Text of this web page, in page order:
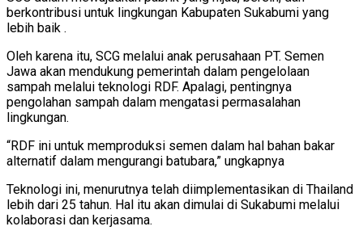
berkontribusi untuk lingkungan Kabupaten Sukabumi yang
lebih baik .
Oleh karena itu, SCG melalui anak perusahaan PT. Semen
Jawa akan mendukung pemerintah dalam pengelolaan
sampah melalui teknologi RDF. Apalagi, pentingnya
pengolahan sampah dalam mengatasi permasalahan
lingkungan.
“RDF ini untuk memproduksi semen dalam hal bahan bakar
alternatif dalam mengurangi batubara,” ungkapnya
Teknologi ini, menurutnya telah diimplementasikan di Thailand
lebih dari 25 tahun. Hal itu akan dimulai di Sukabumi melalui
kolaborasi dan kerjasama.